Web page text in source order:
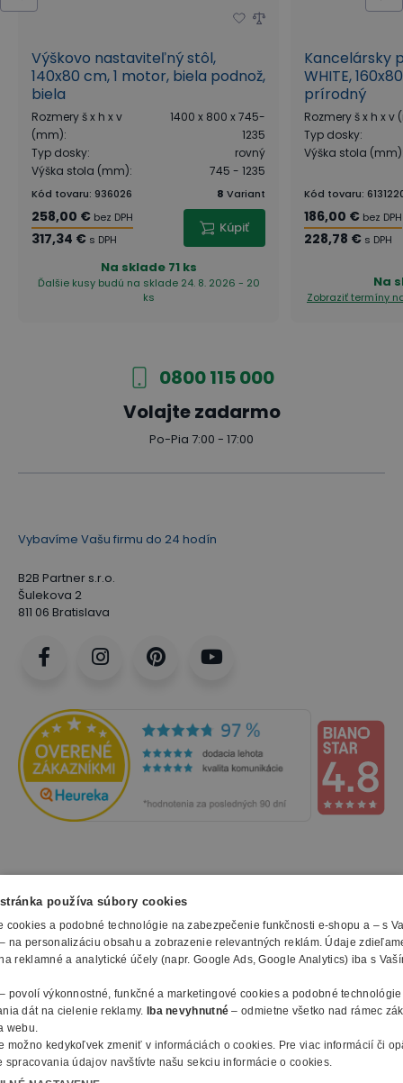
Výškovo nastaviteľný stôl,
140x80 cm, 1 motor, biela podnož,
biela
Rozmery š x h x v
(mm):
1400 x 800 x 745-
1235
Typ dosky:
rovný
Výška stola (mm): 745 - 1235
Kód tovaru: 936026 8 Variant
258,00 € bez DPH
317,34 € s DPH
Kúpiť
Na sklade 71 ks
Ďalšie kusy budú na sklade 24. 8. 2026 - 20
ks
Kancelársky
WHITE,
prírodný
Rozmery š x h x v
Typ dosky:
Výška stola (mm)
Kód tovaru:
186,00 € bez DPH
228,78 € s DPH
Na
Zobraziť termíny
0800 115 000
Volajte zadarmo
Po-Pia 7:00 - 17:00
Vybavíme Vašu firmu do 24 hodín
B2B Partner s.r.o.
Šulekova 2
811 06 Bratislava
NAKUPOVANIE
Všetko o nákupe
Obchodné podmienky
Spôsoby platby
Záruky, servis a reklamácie
Ochrana osobných údajov
Informácie o cookies
SLUŽBY
Reklamačný formulár
E-procurement
Vlastná výroba nábytku
Vyhlásenie o prístupnosti
O FIRME
O nás
Kontakty
Členstvo v organizáciach
© 2010 - 2026 B2B Partner s.r.o. - Všetky práva vyhradené.
používa súbory cookies
cookies a podobné technológie na zabezpečenie funkčnosti e-shopu a – s
na personalizáciu obsahu a zobrazenie relevantných reklám. Údaje
reklamné a analytické účely (napr. Google Ads, Google Analytics) iba s
povolí výkonnostné, funkčné a marketingové cookies a podobné
dát na cielenie reklamy.
Iba nevyhnutné – odmietne všetko nad rámec
webu.
možno kedykoľvek zmeniť v informáciách o cookies. Pre viac informácií či
spracovania údajov navštívte našu sekciu informácie o cookies.